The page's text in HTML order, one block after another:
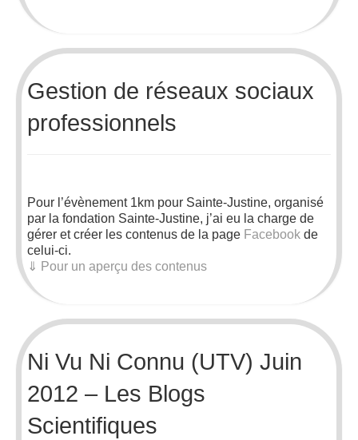
Gestion de réseaux sociaux
professionnels
Pour l’évènement 1km pour Sainte-Justine, organisé
par la fondation Sainte-Justine, j’ai eu la charge de
gérer et créer les contenus de la page Facebook de
celui-ci.
⇓ Pour un aperçu des contenus
Ni Vu Ni Connu (UTV) Juin
2012 – Les Blogs
Scientifiques